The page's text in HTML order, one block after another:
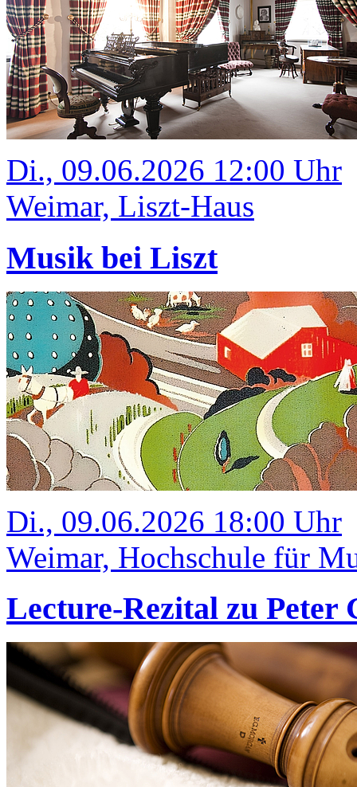
Di., 09.06.2026 12:00 Uhr
Weimar, Liszt-Haus
Musik bei Liszt
Di., 09.06.2026 18:00 Uhr
Weimar, Hochschule für
Lecture-Rezital zu Peter